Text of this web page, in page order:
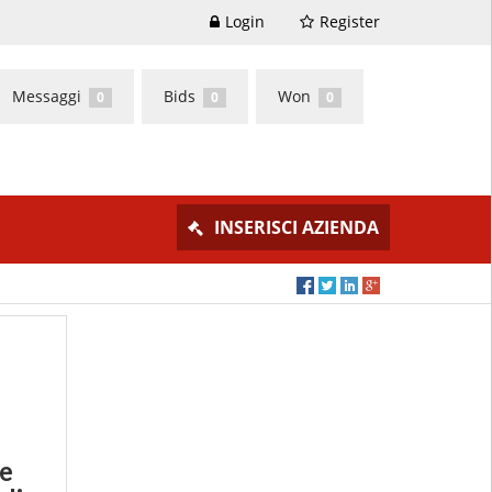
Login Register
Messaggi 0 Bids 0 Won 0
INSERISCI AZIENDA